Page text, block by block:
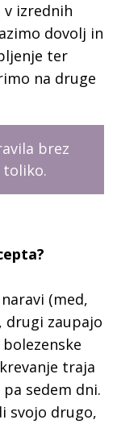
v izrednih
dovolj in
ter
na druge
brez
toliko.
(med,
drugi zaupajo
traja
sedem dni.
svojo drugo,